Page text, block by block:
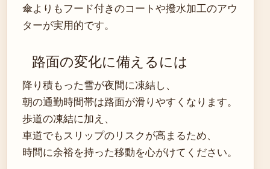
傘よりもフード付きのコートや撥水加工のアウ
ターが実用的です。
路面の変化に備えるには
降り積もった雪が夜間に凍結し、
朝の通勤時間帯は路面が滑りやすくなります。
歩道の凍結に加え、
車道でもスリップのリスクが高まるため、
時間に余裕を持った移動を心がけてください。